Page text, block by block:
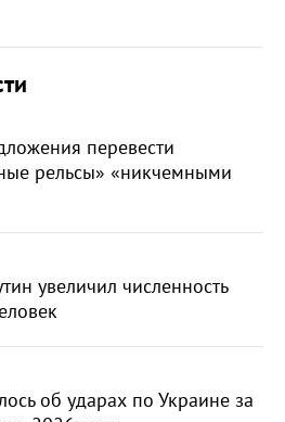
перевести
рельсы» «никчемными
увеличил численность
об ударах по Украине за